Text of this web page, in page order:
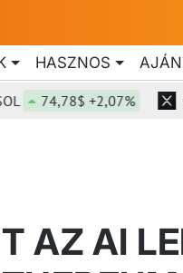
HASZNOS
74,78$ +2,07% XRP
AZ AI